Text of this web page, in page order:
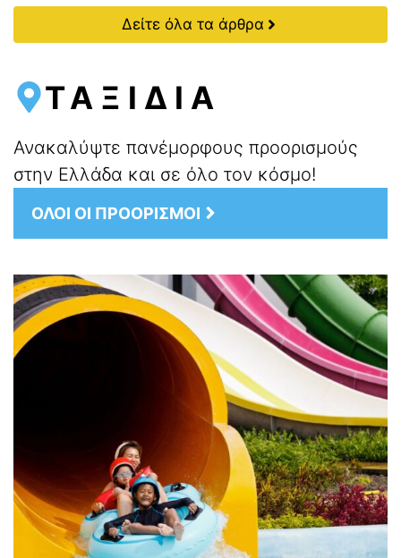
Δείτε όλα τα άρθρα
ΤΑΞΙΔΙΑ
Ανακαλύψτε πανέμορφους προορισμούς
στην Ελλάδα και σε όλο τον κόσμο!
ΟΛΟΙ ΟΙ ΠΡΟΟΡΙΣΜΟΙ